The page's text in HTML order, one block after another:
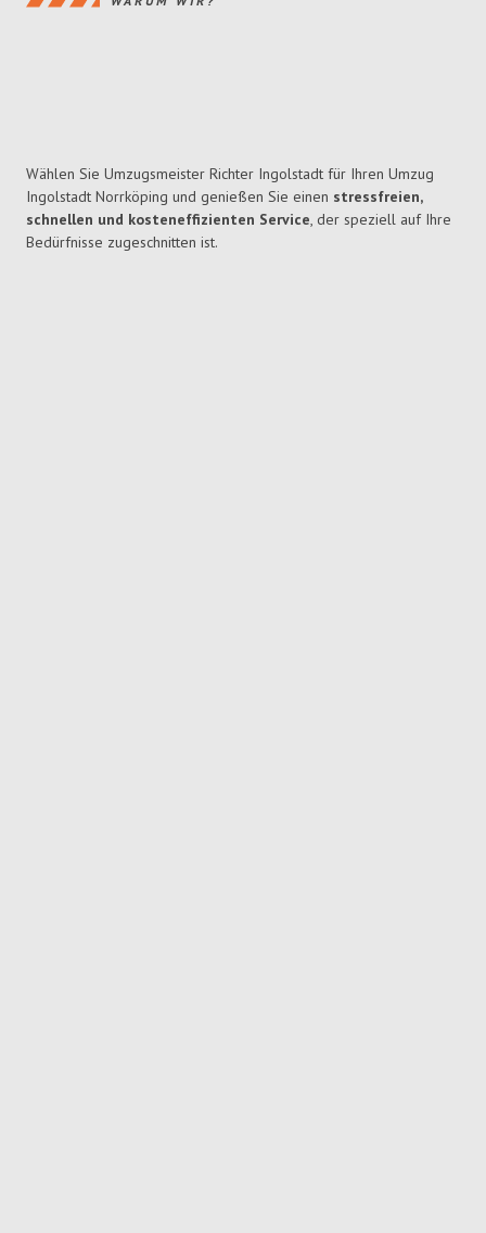
Wählen Sie Umzugsmeister Richter Ingolstadt für Ihren Umzug
Ingolstadt Norrköping und genießen Sie einen stressfreien,
schnellen und kosteneffizienten Service, der speziell auf Ihre
Bedürfnisse zugeschnitten ist.